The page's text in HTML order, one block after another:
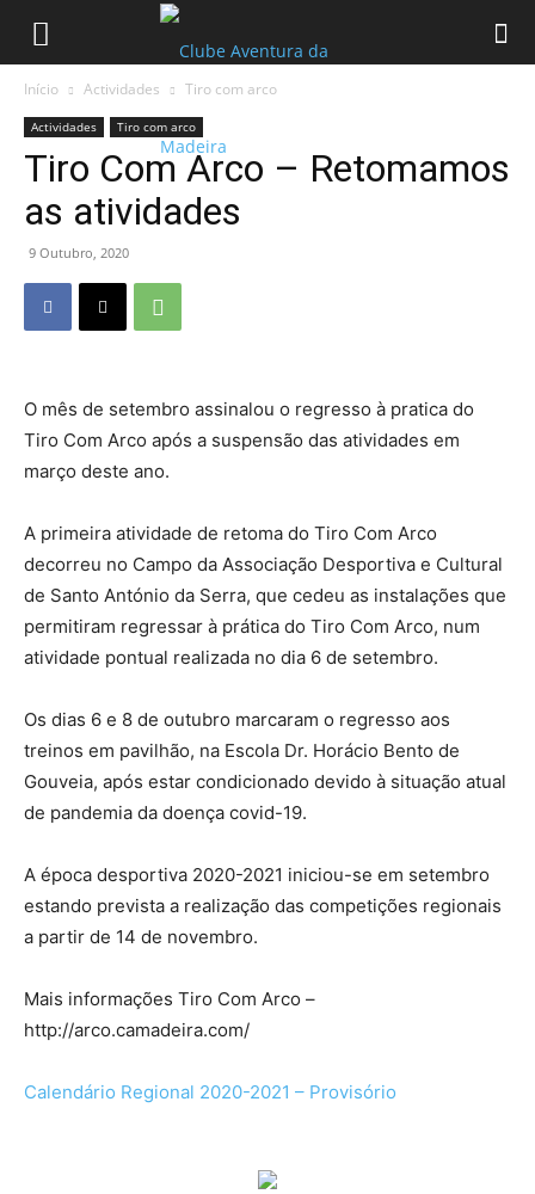
Início Actividades Tiro com arco
Actividades Tiro com arco
Tiro Com Arco – Retomamos
as atividades
9 Outubro, 2020
O mês de setembro assinalou o regresso à pratica do
Tiro Com Arco após a suspensão das atividades em
março deste ano.
A primeira atividade de retoma do Tiro Com Arco
decorreu no Campo da Associação Desportiva e Cultural
de Santo António da Serra, que cedeu as instalações que
permitiram regressar à prática do Tiro Com Arco, num
atividade pontual realizada no dia 6 de setembro.
Os dias 6 e 8 de outubro marcaram o regresso aos
treinos em pavilhão, na Escola Dr. Horácio Bento de
Gouveia, após estar condicionado devido à situação atual
de pandemia da doença covid-19.
A época desportiva 2020-2021 iniciou-se em setembro
estando prevista a realização das competições regionais
a partir de 14 de novembro.
Mais informações Tiro Com Arco –
http://arco.camadeira.com/
Calendário Regional 2020-2021 – Provisório